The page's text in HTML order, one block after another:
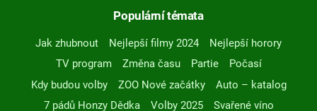
Populární témata
Jak zhubnout Nejlepší filmy 2024
Nejlepší horory
TV program
Změna času Partie
Počasí
Kdy budou volby
ZOO Nové začátky
Auto – katalog
7 pádů Honzy Dědka
Volby 2025
Svařené víno